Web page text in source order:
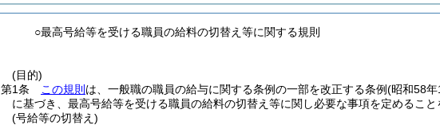
○最高号給等を受ける職員の給料の切替え等に関する規則
(目的)
第1条
この規則 は、一般職の職員の給与に関する条例の一部を改正する条例(昭和58
に基づき、最高号給等を受ける職員の給料の切替え等に関し必要な事項を定めること
(号給等の切替え)